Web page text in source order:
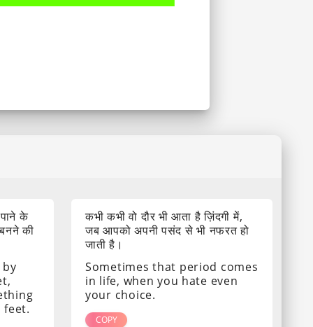
के
की
feet.
कभी कभी वो दौर भी आता है ज़िंदगी में,
जब आपको अपनी पसंद से भी नफरत हो
जाती है।
Sometimes that period comes
in life, when you hate even
your choice.
COPY